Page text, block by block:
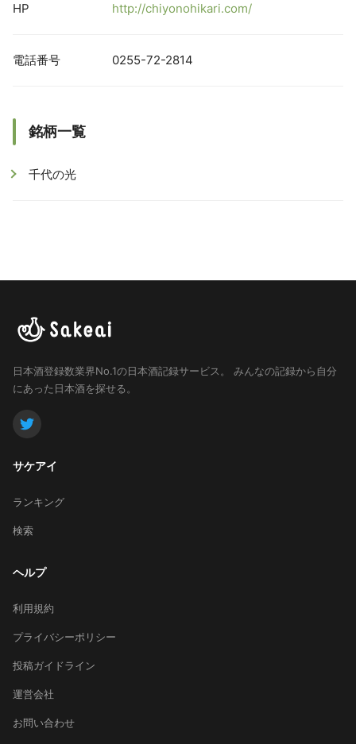
HP http://chiyonohikari.com/
電話番号 0255-72-2814
銘柄一覧
千代の光
日本酒登録数業界No.1の日本酒記録サービス。
みんなの記録から自分
にあった日本酒を探せる。
サケアイ
ランキング
検索
ヘルプ
利用規約
プライバシーポリシー
投稿ガイドライン
運営会社
お問い合わせ